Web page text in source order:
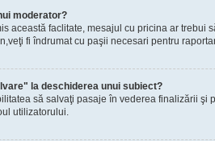
moderator?
această faclitate, mesajul cu pricina ar trebui
fi îndrumat cu paşii necesari pentru
la deschiderea unui subiect?
să salvaţi pasaje în vederea finalizării şi
utilizatorului.